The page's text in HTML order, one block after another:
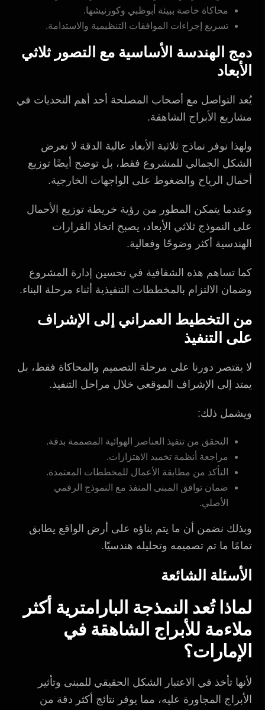
محاكاة خاصة ببيئة أبوظبي وكورنيشها.
تسريع إجراءات الموافقات التنظيمية والاستدامة.
دمج الهندسة الأساسية مع التصور ثلاثي
الأبعاد
يُعد التواصل مع أصحاب المصلحة أحد أهم التحديات في
مشاريع الأبراج الشاهقة.
ولهذا نوفر نماذج ثلاثية الأبعاد عالية الدقة لا تعرض
الشكل الجمالي للمشروع فقط، بل توضح أيضًا توزيع
أحمال الرياح والضغوط على الواجهات الخارجية.
وعندما يتمكن المطور من رؤية خريطة توزيع الأحمال
على النموذج ثلاثي الأبعاد، يصبح اتخاذ القرارات
الهندسية أكثر وضوحًا وفعالية.
كما تساهم هذه الشفافية في تحسين إدارة المشروع
وضمان الالتزام بالمخططات التنفيذية أثناء مرحلة البناء.
من التخطيط العمراني إلى الإشراف
على التنفيذ
لا يقتصر دورنا على مرحلة التصميم والمحاكاة فقط، بل
يمتد إلى الإشراف الموقعي خلال مراحل التنفيذ.
ويشمل ذلك:
التحقق من تنفيذ العناصر الهوائية المصممة بدقة.
مراجعة أنظمة تخميد الاهتزازات.
التأكد من مطابقة الأعمال للمخططات المعتمدة.
ضمان توافق المبنى المنفذ مع النموذج الرقمي
الأصلي.
وبذلك نضمن أن ما يتم بناؤه على أرض الواقع يطابق
تمامًا ما تم تصميمه وتحليله هندسيًا.
الأسئلة الشائعة
لماذا تُعد النمذجة البارامترية أكثر
ملاءمة للأبراج الشاهقة في
الإمارات؟
لأنها تأخذ في الاعتبار الشكل الحقيقي للمبنى وتأثير
الأبراج المجاورة عليه، مما يوفر نتائج أكثر دقة من